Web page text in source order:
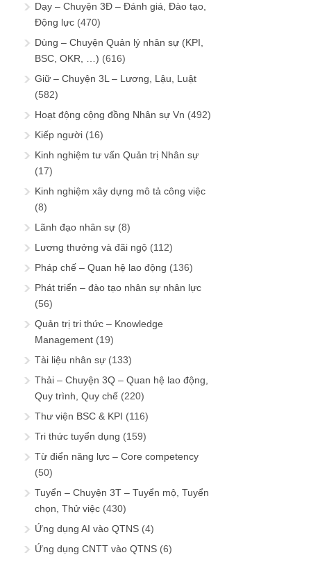
Dạy – Chuyện 3Đ – Đánh giá, Đào tạo,
Động lực (470)
Dùng – Chuyện Quản lý nhân sự (KPI,
BSC, OKR, …) (616)
Giữ – Chuyện 3L – Lương, Lậu, Luật
(582)
Hoạt động cộng đồng Nhân sự Vn (492)
Kiếp người (16)
Kinh nghiệm tư vấn Quản trị Nhân sự
(17)
Kinh nghiệm xây dựng mô tả công việc
(8)
Lãnh đạo nhân sự (8)
Lương thưởng và đãi ngộ (112)
Pháp chế – Quan hệ lao động (136)
Phát triển – đào tạo nhân sự nhân lực
(56)
Quản trị tri thức – Knowledge
Management (19)
Tài liệu nhân sự (133)
Thải – Chuyện 3Q – Quan hệ lao động,
Quy trình, Quy chế (220)
Thư viện BSC & KPI (116)
Tri thức tuyển dụng (159)
Từ điển năng lực – Core competency
(50)
Tuyển – Chuyện 3T – Tuyển mộ, Tuyển
chọn, Thử việc (430)
Ứng dụng AI vào QTNS (4)
Ứng dụng CNTT vào QTNS (6)